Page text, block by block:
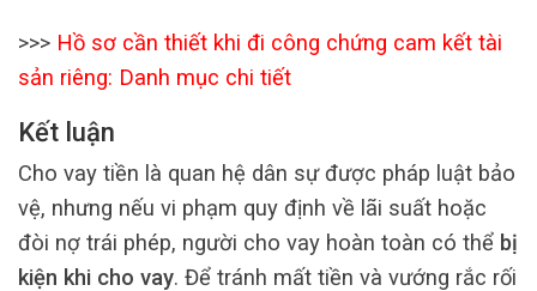
>>> Hồ sơ cần thiết khi đi công chứng cam kết tài
sản riêng: Danh mục chi tiết
Kết luận
Cho vay tiền là quan hệ dân sự được pháp luật bảo
vệ, nhưng nếu vi phạm quy định về lãi suất hoặc
đòi nợ trái phép, người cho vay hoàn toàn có thể bị
kiện khi cho vay. Để tránh mất tiền và vướng rắc rối